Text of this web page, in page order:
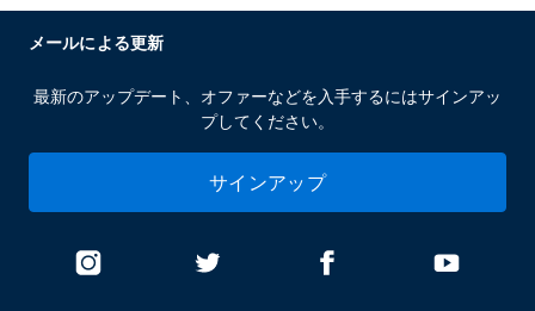
メールによる更新
最新のアップデート、オファーなどを入手するにはサインアッ
プしてください。
サインアップ